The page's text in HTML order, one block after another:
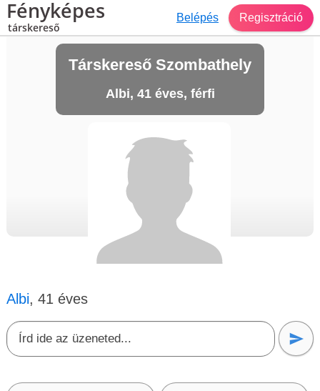
Fényképes
társkereső
Belépés Regisztráció
Társkereső Szombathely
Albi, 41 éves, férfi
Albi, 41 éves